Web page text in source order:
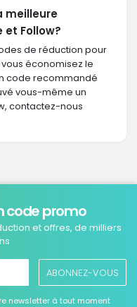
meilleure
et Follow?
de réduction pour
économisez le
code recommandé
vous-même un
contactez-nous
code promo
et offres, de milliers
ABONNEZ-VOUS
newsletter à tout moment